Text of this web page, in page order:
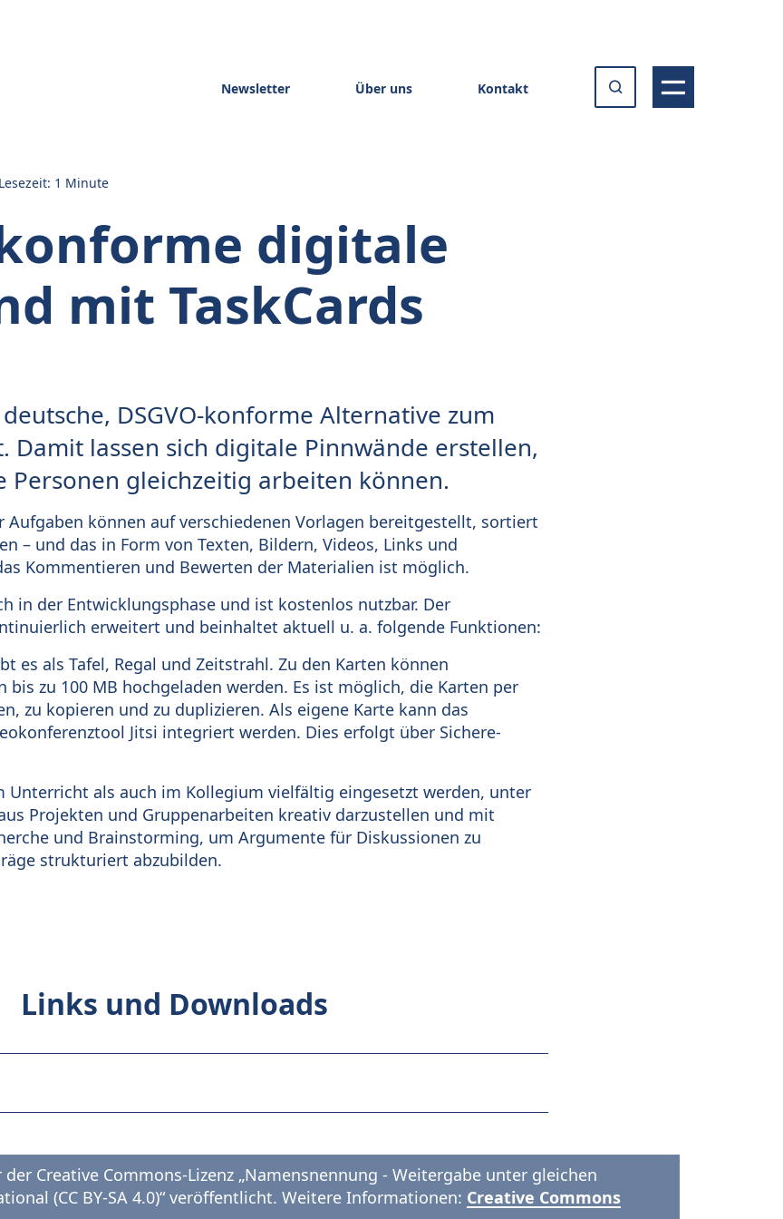
Newsletter Über uns Kontakt
Lesezeit: 1 Minute
konforme digitale
mit TaskCards
DSGVO-konforme Alternative zum
Damit lassen sich digitale Pinnwände erstellen,
Personen gleichzeitig arbeiten können.
können auf verschiedenen Vorlagen bereitgestellt, sortiert
– und das in Form von Texten, Bildern, Videos, Links und
Kommentieren und Bewerten der Materialien ist möglich.
in der Entwicklungsphase und ist kostenlos nutzbar. Der
erweitert und beinhaltet aktuell u. a. folgende Funktionen:
es als Tafel, Regal und Zeitstrahl. Zu den Karten können
bis zu 100 MB hochgeladen werden. Es ist möglich, die Karten per
zu kopieren und zu duplizieren. Als eigene Karte kann das
Jitsi integriert werden. Dies erfolgt über Sichere-
Unterricht als auch im Kollegium vielfältig eingesetzt werden, unter
Projekten und Gruppenarbeiten kreativ darzustellen und mit
und Brainstorming, um Argumente für Diskussionen zu
strukturiert abzubilden.
Links und Downloads
Creative Commons-Lizenz „Namensnennung - Weitergabe unter gleichen
(CC BY-SA 4.0)“ veröffentlicht. Weitere Informationen: Creative Commons